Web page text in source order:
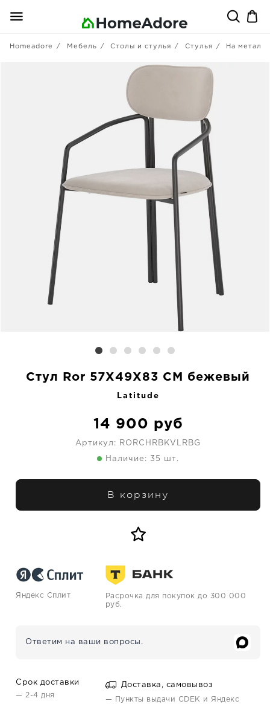
Homeadore Мебель Столы и стулья Стулья На
Стул Ror 57X49X83 CM бежевый
Latitude
14 900 руб
Артикул: RORCHRBKVLRBG
Наличие: 35 шт.
В корзину
Яндекс Сплит
Расрочка для покупок до 300 000
руб.
Ответим на ваши вопросы.
Срок доставки
— 2-4 дня
Доставка, самовывоз
— Пункты выдачи CDEK и Яндекс